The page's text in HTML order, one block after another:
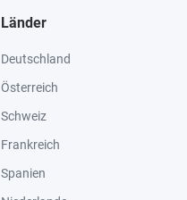
Länder
Deutschland
Österreich
Schweiz
Frankreich
Spanien